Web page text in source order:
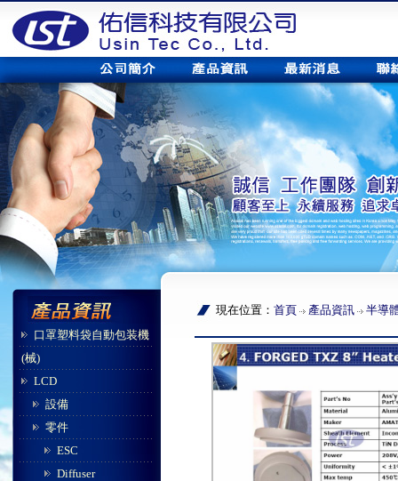
口罩塑料袋自動包装機
(械)
LCD
設備
零件
ESC
Diffuser
現在位置： 首頁 產品資訊 半導